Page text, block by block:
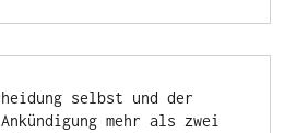
selbst und der
mehr als zwei